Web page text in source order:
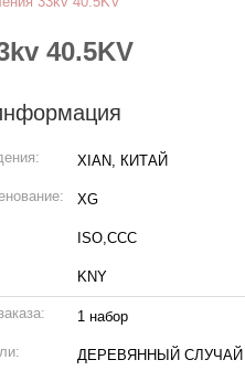
40.5KV
XIAN, КИТАЙ
XG
ISO,CCC
KNY
1 набор
ДЕРЕВЯННЫЙ СЛУЧАЙ